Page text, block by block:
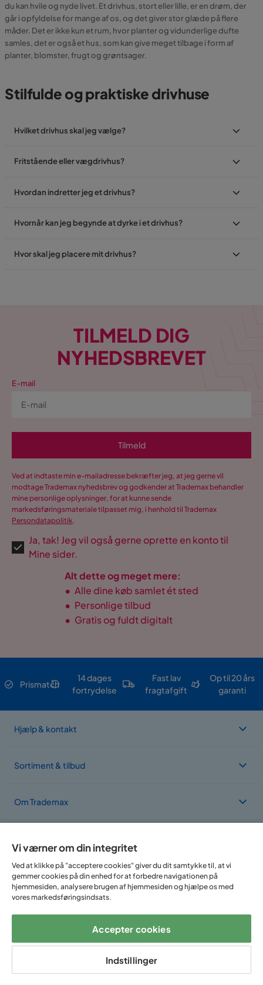
du kan hvile og nyde livet. Et drivhus, stort eller lille, er en drøm, der
går i opfyldelse for mange af os, og det giver stor glæde på flere
måder. Det er ikke kun et rum, hvor planter og vidunderlige dufte
samles, det er også et hus, som kan give meget tilbage i form af
planter, blomster, frugt og grøntsager.
Stilfulde og praktiske drivhuse
Hvilket drivhus skal jeg vælge?
Fritstående eller vægdrivhus?
Hvordan indretter jeg et drivhus?
Hvornår kan jeg begynde at dyrke i et drivhus?
Hvor skal jeg placere mit drivhus?
TILMELD DIG
NYHEDSBREVET
E-mail
Tilmeld
Ved at indtaste min e-mailadresse bekræfter jeg, at jeg gerne vil
modtage Trademax nyhedsbrev og godkender at Trademax behandler
mine personlige oplysninger, for at kunne sende
markedsføringsmateriale tilpasset mig, i henhold til Trademax
Persondatapolitik.
Ja, tak! Jeg vil også gerne oprette en konto til
Mine sider.
Alt dette og meget mere:
• Alle dine køb samlet ét sted
• Personlige tilbud
• Gratis og fuldt digitalt
Prismatch
14 dages
fortrydelse
Fast lav
fragtafgift
Op til 20 års
garanti
Hjælp & kontakt
Sortiment & tilbud
Om Trademax
Vi findes i flere forskellige lande
Følg os på:
Vi værner om din integritet
Ved at klikke på "acceptere cookies" giver du dit samtykke til, at vi
gemmer cookies på din enhed for at forbedre navigationen på
hjemmesiden, analysere brugen af hjemmesiden og hjælpe os med
vores markedsføringsindsats.
Accepter cookies
Indstillinger